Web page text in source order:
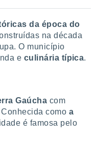
da época do
na década
O município
e culinária típica.
Gaúcha com
como a
é famosa pelo